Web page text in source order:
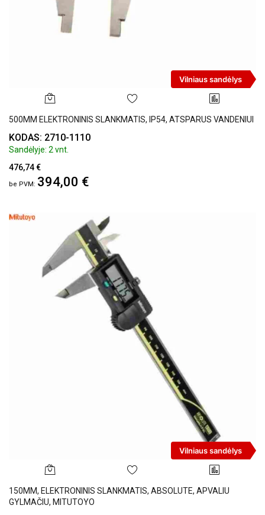
Vilniaus sandėlys
500MM ELEKTRONINIS SLANKMATIS, IP54, ATSPARUS VANDENIUI
KODAS: 2710-1110
Sandėlyje: 2 vnt.
476,74 €
394,00 €
Vilniaus sandėlys
150MM, ELEKTRONINIS SLANKMATIS, ABSOLUTE, APVALIU
GYLMAČIU, MITUTOYO